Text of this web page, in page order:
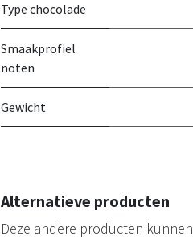
Type chocolade
Smaakprofiel
noten
Gewicht
Alternatieve producten
Deze andere producten